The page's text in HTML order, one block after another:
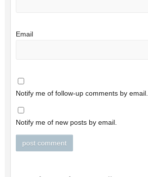
Email
Notify me of follow-up comments by email.
Notify me of new posts by email.